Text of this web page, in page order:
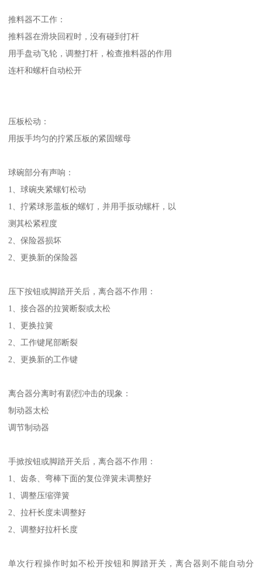
推料器不工作：
推料器在滑块回程时，没有碰到打杆
用手盘动飞轮，调整打杆，检查推料器的作用
连杆和螺杆自动松开
压板松动：
用扳手均匀的拧紧压板的紧固螺母
球碗部分有声响：
1、球碗夹紧螺钉松动
1、拧紧球形盖板的螺钉，并用手扳动螺杆，以
测其松紧程度
2、保险器损坏
2、更换新的保险器
压下按钮或脚踏开关后，离合器不作用：
1、接合器的拉簧断裂或太松
1、更换拉簧
2、工作键尾部断裂
2、更换新的工作键
离合器分离时有剧烈冲击的现象：
制动器太松
调节制动器
手掀按钮或脚踏开关后，离合器不作用：
1、齿条、弯棒下面的复位弹簧未调整好
1、调整压缩弹簧
2、拉杆长度未调整好
2、调整好拉杆长度
单次行程操作时如不松开按钮和脚踏开关，离合器则不能自动分